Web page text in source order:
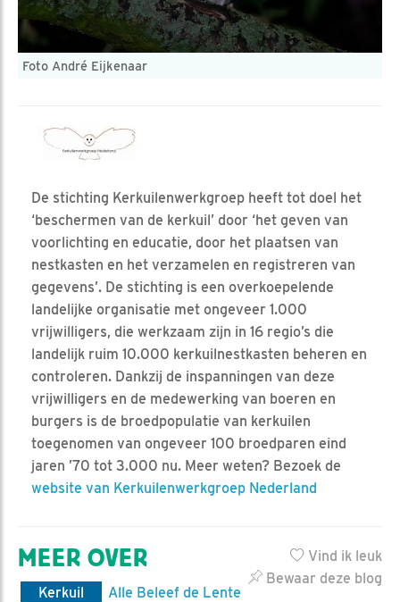
Foto André Eijkenaar
De stichting Kerkuilenwerkgroep heeft tot doel het
‘beschermen van de kerkuil’ door ‘het geven van
voorlichting en educatie, door het plaatsen van
nestkasten en het verzamelen en registreren van
gegevens’. De stichting is een overkoepelende
landelijke organisatie met ongeveer 1.000
vrijwilligers, die werkzaam zijn in 16 regio’s die
landelijk ruim 10.000 kerkuilnestkasten beheren en
controleren. Dankzij de inspanningen van deze
vrijwilligers en de medewerking van boeren en
burgers is de broedpopulatie van kerkuilen
toegenomen van ongeveer 100 broedparen eind
jaren ’70 tot 3.000 nu. Meer weten? Bezoek de
website van Kerkuilenwerkgroep Nederland
Vind ik leuk
Bewaar deze blog
MEER OVER
Kerkuil
Alle Beleef de Lente